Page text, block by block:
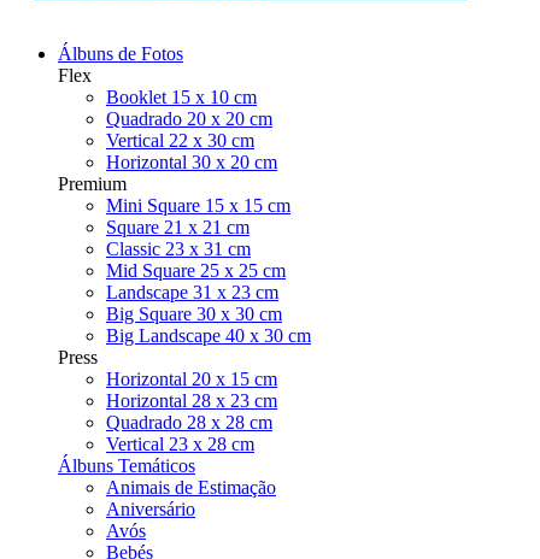
Álbuns de Fotos
Flex
Booklet 15 x 10 cm
Quadrado 20 x 20 cm
Vertical 22 x 30 cm
Horizontal 30 x 20 cm
Premium
Mini Square 15 x 15 cm
Square 21 x 21 cm
Classic 23 x 31 cm
Mid Square 25 x 25 cm
Landscape 31 x 23 cm
Big Square 30 x 30 cm
Big Landscape 40 x 30 cm
Press
Horizontal 20 x 15 cm
Horizontal 28 x 23 cm
Quadrado 28 x 28 cm
Vertical 23 x 28 cm
Álbuns Temáticos
Animais de Estimação
Aniversário
Avós
Bebés